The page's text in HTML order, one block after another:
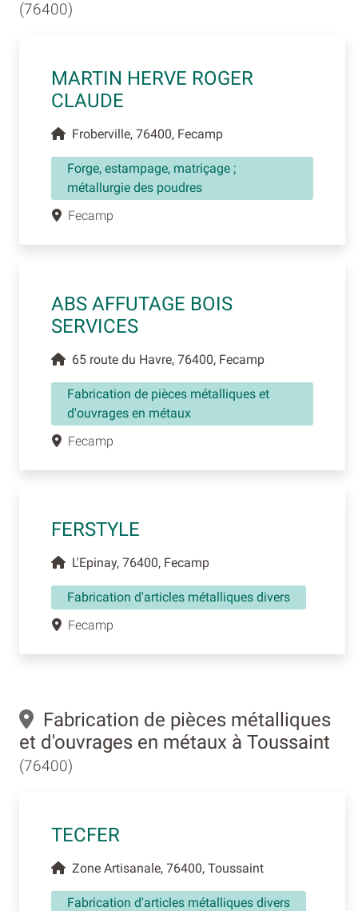
(76400)
MARTIN HERVE ROGER
CLAUDE
Froberville, 76400, Fecamp
Forge, estampage, matriçage ;
métallurgie des poudres
Fecamp
ABS AFFUTAGE BOIS
SERVICES
65 route du Havre, 76400, Fecamp
Fabrication de pièces métalliques et
d'ouvrages en métaux
Fecamp
FERSTYLE
L'Epinay, 76400, Fecamp
Fabrication d'articles métalliques divers
Fecamp
Fabrication de pièces métalliques
et d'ouvrages en métaux à Toussaint
(76400)
TECFER
Zone Artisanale, 76400, Toussaint
Fabrication d'articles métalliques divers